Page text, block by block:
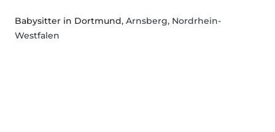
Babysitter in Dortmund, Arnsberg, Nordrhein-
Westfalen